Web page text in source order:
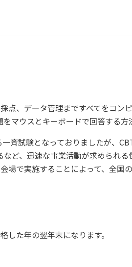
、データ管理まですべてをコン
マウスとキーボードで回答する方
斉試験となっておりましたが、
ど、迅速な事業活動が求められ
で実施することによって、全国
た年の翌年末になります。